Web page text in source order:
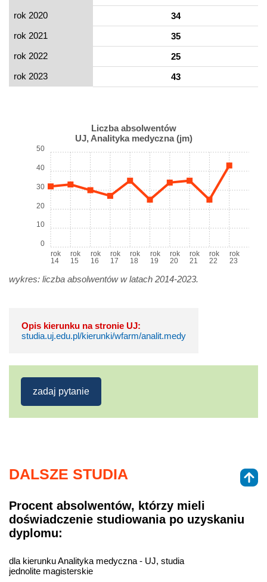
rok 2020
34
rok 2021
35
rok 2022
25
rok 2023
43
Liczba absolwentów
UJ, Analityka medyczna (jm)
rok
14
rok
15
rok
16
rok
17
rok
18
rok
19
rok
20
rok
21
rok
22
rok
23
0
10
20
30
40
50
wykres: liczba absolwentów w latach 2014-2023.
Opis kierunku na stronie UJ:
studia.uj.edu.pl/kierunki/wfarm/analit.medy
zadaj pytanie
DALSZE STUDIA
Procent absolwentów, którzy mieli
doświadczenie studiowania po uzyskaniu
dyplomu:
dla kierunku Analityka medyczna - UJ, studia
jednolite magisterskie